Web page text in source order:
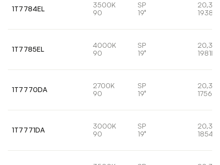
1T7784EL
3500K
90
SP
19°
20,3W
1938lm
1T7785EL
4000K
90
SP
19°
20,3W
1981lm
1T7770DA
2700K
90
SP
19°
20,3W
1756lm
1T7771DA
3000K
90
SP
19°
20,3W
1854lm